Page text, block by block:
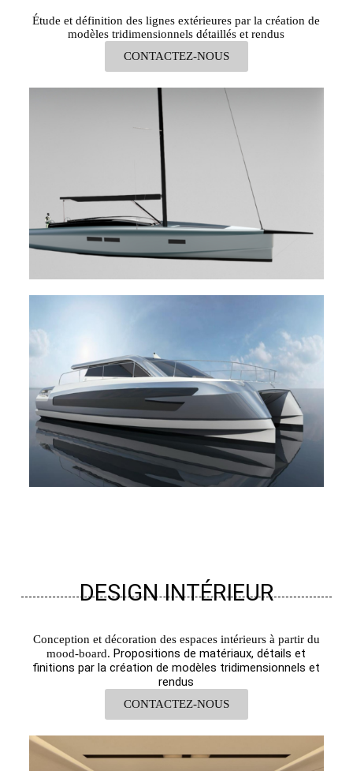
Étude et définition des lignes extérieures par la création de
modèles tridimensionnels détaillés et rendus
CONTACTEZ-NOUS
DESIGN INTÉRIEUR
Conception et décoration des espaces intérieurs à partir du
mood-board. Propositions de matériaux, détails et
finitions par la création de modèles tridimensionnels et
rendus
CONTACTEZ-NOUS